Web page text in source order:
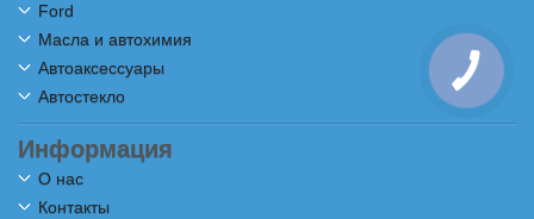
Ford
Масла и автохимия
Автоаксессуары
Автостекло
Информация
О нас
Контакты